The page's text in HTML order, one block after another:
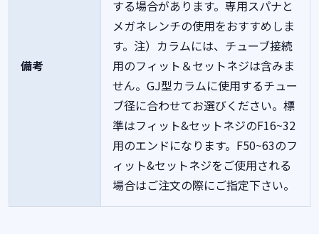
備考
する場合があります。専用スパナと
メガネレンチの使用をおすすめしま
す。注）カラムには、チューブ接続
用のフィット＆セットネジは含みま
せん。GJ型カラムに使用するチュー
ブ径に合わせてお選びください。標
準はフィット&セットネジのF16~32
用のエンドになります。F50~63のフ
ィット&セットネジをご使用される
場合はご注文の際にご指定下さい。